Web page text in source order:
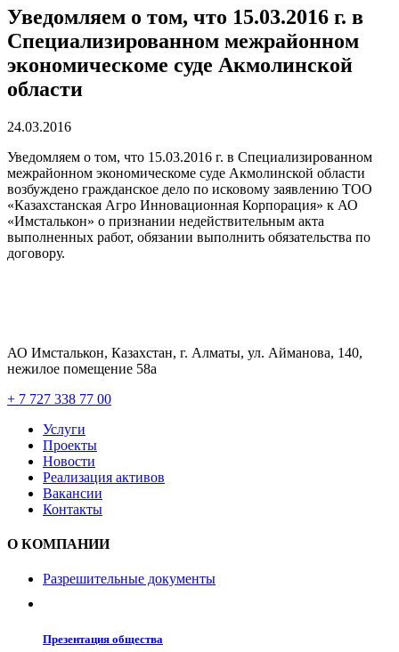
Уведомляем о том, что 15.03.2016 г. в
Специализированном межрайонном
экономическоме суде Акмолинской
области
24.03.2016
Уведомляем о том, что 15.03.2016 г. в Специализированном
межрайонном экономическоме суде Акмолинской области
возбуждено гражданское дело по исковому заявлению ТОО
«Казахстанская Агро Инновационная Корпорация» к АО
«Имсталькон» о признании недействительным акта
выполненных работ, обязании выполнить обязательства по
договору.
АО Имсталькон, Казахстан, г. Алматы, ул. Айманова, 140,
нежилое помещение 58а
+ 7 727 338 77 00
Услуги
Проекты
Новости
Реализация активов
Вакансии
Контакты
О КОМПАНИИ
Разрешительные документы
Презентация общества